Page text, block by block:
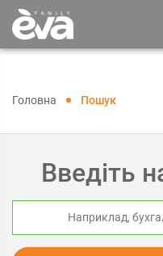
Головна Пошук
Введіть